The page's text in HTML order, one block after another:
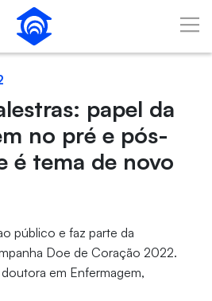
papel da
no pré e pós-
é tema de novo
público e faz parte da
Doe de Coração 2022.
em Enfermagem,